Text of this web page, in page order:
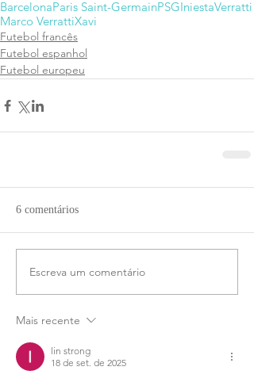
BarcelonaParis Saint-GermainPSGIniestaVerratti
Marco VerrattiXavi
Futebol francês
Futebol espanhol
Futebol europeu
6 comentários
Escreva um comentário
Mais recente
lin strong
18 de set. de 2025